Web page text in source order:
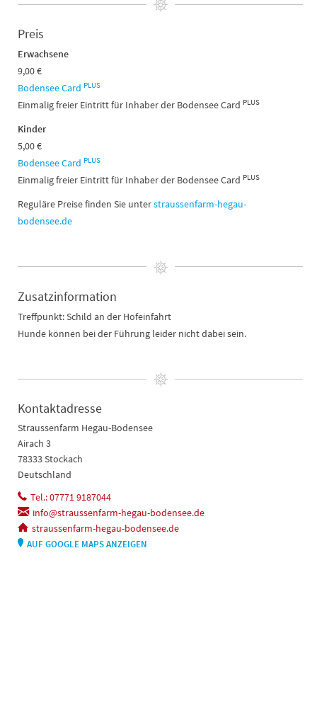
Preis
Erwachsene
9,00 €
Bodensee Card PLUS
Einmalig freier Eintritt für Inhaber der Bodensee Card PLUS
Kinder
5,00 €
Bodensee Card PLUS
Einmalig freier Eintritt für Inhaber der Bodensee Card PLUS
Reguläre Preise finden Sie unterstraussenfarm-hegau-
bodensee.de
Zusatzinformation
Treffpunkt: Schild an der Hofeinfahrt
Hunde können bei der Führung leider nicht dabei sein.
Kontaktadresse
Straussenfarm Hegau-Bodensee
Airach 3
78333 Stockach
Deutschland
Tel.: 07771 9187044
info@straussenfarm-hegau-bodensee.de
straussenfarm-hegau-bodensee.de
AUF GOOGLE MAPS ANZEIGEN